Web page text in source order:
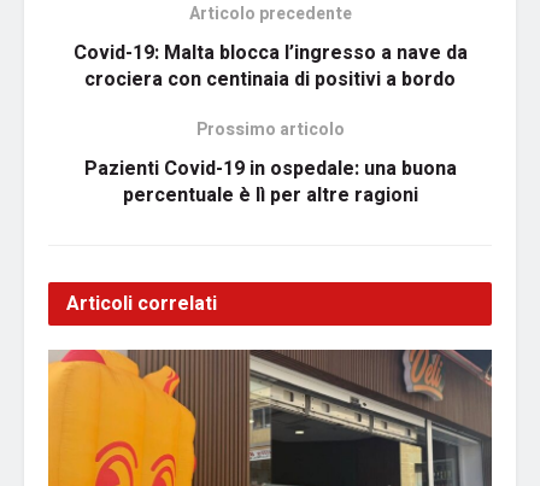
Articolo precedente
Covid-19: Malta blocca l’ingresso a nave da
crociera con centinaia di positivi a bordo
Prossimo articolo
Pazienti Covid-19 in ospedale: una buona
percentuale è lì per altre ragioni
Articoli correlati